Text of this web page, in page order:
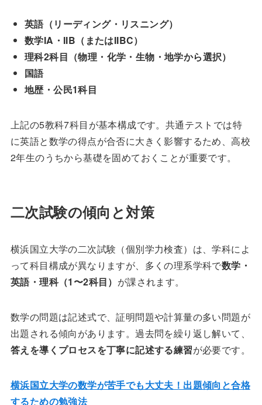
英語（リーディング・リスニング）
数学IA・IIB（またはIIBC）
理科2科目（物理・化学・生物・地学から選択）
国語
地歴・公民1科目
上記の5教科7科目が基本構成です。共通テストでは特
に英語と数学の得点が合否に大きく影響するため、高校
2年生のうちから基礎を固めておくことが重要です。
二次試験の傾向と対策
横浜国立大学の二次試験（個別学力検査）は、学科によ
って科目構成が異なりますが、多くの理系学科で数学・
英語・理科（1〜2科目） が課されます。
数学の問題は記述式で、証明問題や計算量の多い問題が
出題される傾向があります。過去問を繰り返し解いて、
答えを導くプロセスを丁寧に記述する練習が必要です。
横浜国立大学の数学が苦手でも大丈夫！出題傾向と合格
するための勉強法